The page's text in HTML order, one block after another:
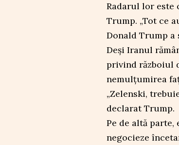
Radarul lor este
Trump. „Tot ce
Donald Trump a
Deși Iranul
privind războiul
nemulțumirea
„Zelenski,
declarat Trump.
Pe de altă
negocieze